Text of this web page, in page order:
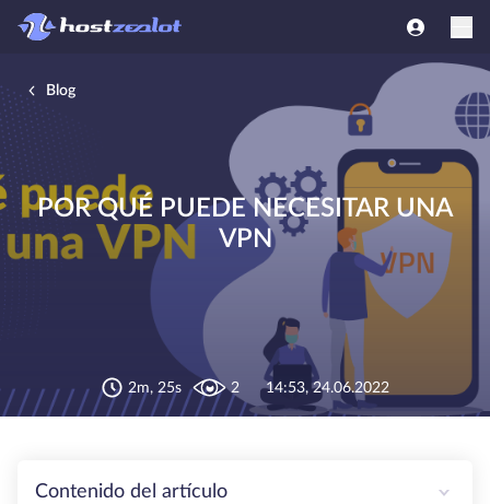
Blog
POR QUÉ PUEDE NECESITAR UNA
VPN
2m, 25s 2 14:53, 24.06.2022
Contenido del artículo